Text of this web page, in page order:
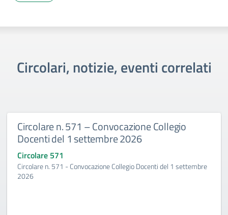
Circolari, notizie, eventi correlati
Circolare n. 571 – Convocazione Collegio
Docenti del 1 settembre 2026
Circolare 571
Circolare n. 571 - Convocazione Collegio Docenti del 1 settembre
2026